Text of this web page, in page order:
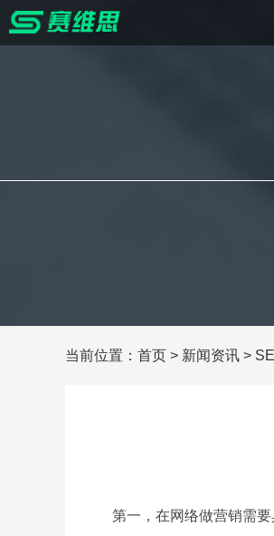
当前位置： 首页 > 新闻资讯 >
第一，在网络做营销需要